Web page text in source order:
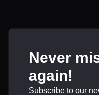
Never
again!
Subscribe to our